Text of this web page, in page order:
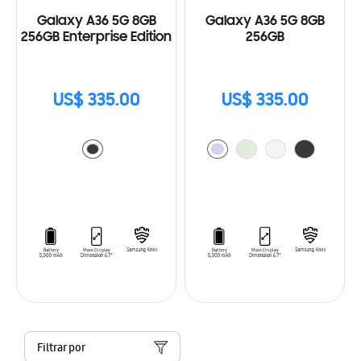
Galaxy A36 5G 8GB
256GB Enterprise Edition
US$ 335.00
Galaxy A36 5G 8GB
256GB
US$ 335.00
Filtrar por